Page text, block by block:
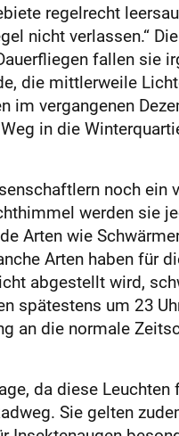
regelrecht
nicht verlassen.“
fallen sie
die mittlerweile
im vergangenen
in die
noch ein
werden sie
Arten wie
Arten haben für
abgestellt wird,
spätestens um 23
an die normale
da diese Leuchten
Sie gelten